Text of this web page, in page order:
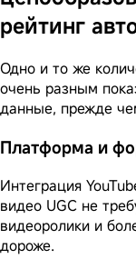
рейтинг
Одно и то же
очень разным
данные, прежде
Платформа и
Интеграция
видео UGC не
видеоролики и
дороже.